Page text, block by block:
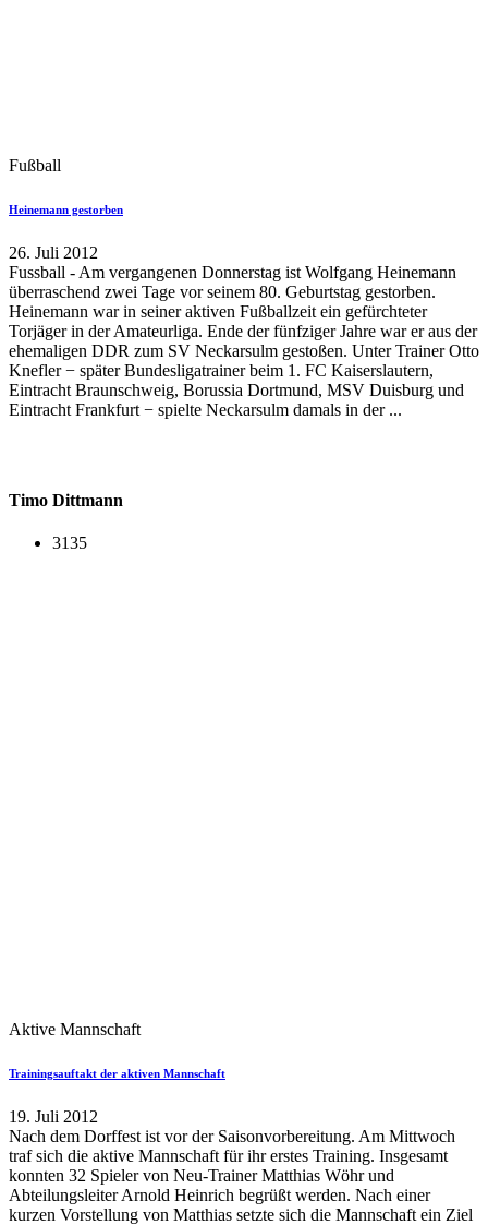
Fußball
Heinemann gestorben
26. Juli 2012
Fussball - Am vergangenen Donnerstag ist Wolfgang Heinemann
überraschend zwei Tage vor seinem 80. Geburtstag gestorben.
Heinemann war in seiner aktiven Fußballzeit ein gefürchteter
Torjäger in der Amateurliga. Ende der fünfziger Jahre war er aus der
ehemaligen DDR zum SV Neckarsulm gestoßen. Unter Trainer Otto
Knefler − später Bundesligatrainer beim 1. FC Kaiserslautern,
Eintracht Braunschweig, Borussia Dortmund, MSV Duisburg und
Eintracht Frankfurt − spielte Neckarsulm damals in der ...
Timo Dittmann
3135
Aktive Mannschaft
Trainingsauftakt der aktiven Mannschaft
19. Juli 2012
Nach dem Dorffest ist vor der Saisonvorbereitung. Am Mittwoch
traf sich die aktive Mannschaft für ihr erstes Training. Insgesamt
konnten 32 Spieler von Neu-Trainer Matthias Wöhr und
Abteilungsleiter Arnold Heinrich begrüßt werden. Nach einer
kurzen Vorstellung von Matthias setzte sich die Mannschaft ein Ziel